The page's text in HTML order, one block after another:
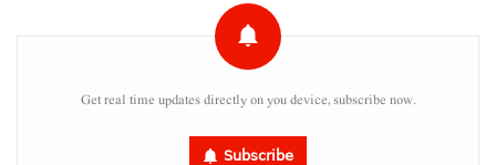
Get real time updates directly on you device, subscribe now.
Subscribe